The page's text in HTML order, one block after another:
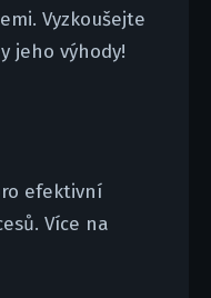
Vyzkoušejte
jeho výhody!
efektivní
Více na